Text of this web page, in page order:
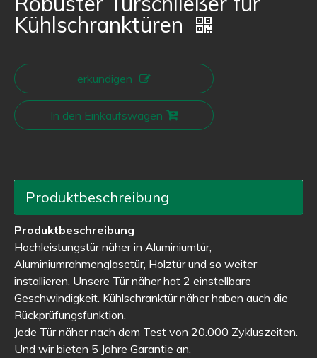
Kühlschranktüren
erkundigen
In den Einkaufswagen
Produktbeschreibung
Produktbeschreibung
Hochleistungstür näher in Aluminiumtür,
Aluminiumrahmenglasetür, Holztür und so weiter
installieren. Unsere Tür näher hat 2 einstellbare
Geschwindigkeit. Kühlschranktür näher haben auch die
Rückprüfungsfunktion.
Jede Tür näher nach dem Test von 20.000 Zykluszeiten.
Und wir bieten 5 Jahre Garantie an.